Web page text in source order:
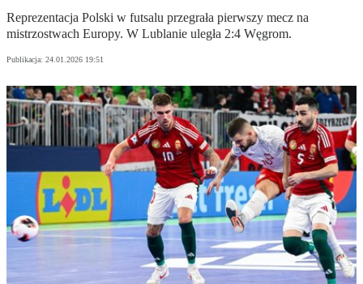
Reprezentacja Polski w futsalu przegrała pierwszy mecz na
mistrzostwach Europy. W Lublanie uległa 2:4 Węgrom.
Publikacja: 24.01.2026 19:51